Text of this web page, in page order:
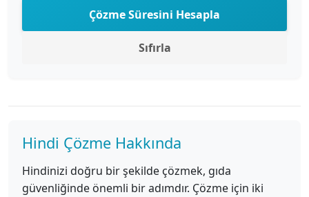
Çözme Süresini Hesapla
Sıfırla
Hindi Çözme Hakkında
Hindinizi doğru bir şekilde çözmek, gıda
güvenliğinde önemli bir adımdır. Çözme için iki